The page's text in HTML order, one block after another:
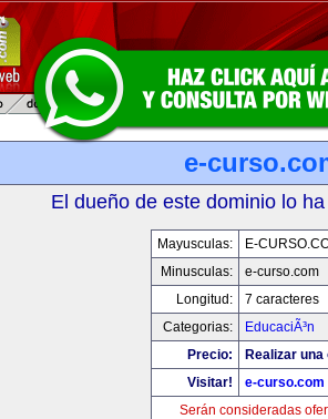
e-
El dueño de este dominio lo
Mayusculas:
E-
Minusculas:
e-curso.com
Longitud:
7 caracteres
Categorias:
EducaciÃ³n
Precio:
Realizar
Visitar!
e-curso.com
Serán consideradas